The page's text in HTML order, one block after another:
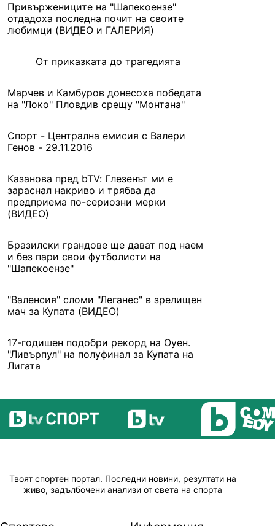
Привържениците на "Шапекоензе"
отдадоха последна почит на своите
любимци (ВИДЕО и ГАЛЕРИЯ)
От приказката до трагедията
Марчев и Камбуров донесоха победата
на "Локо" Пловдив срещу "Монтана"
Спорт - Централна емисия с Валери
Генов - 29.11.2016
Казанова пред bTV: Глезенът ми е
зараснал накриво и трябва да
предприема по-сериозни мерки
(ВИДЕО)
Бразилски грандове ще дават под наем
и без пари свои футболисти на
"Шапекоензе"
"Валенсия" сломи "Леганес" в зрелищен
мач за Купата (ВИДЕО)
17-годишен подобри рекорд на Оуен.
"Ливърпул" на полуфинал за Купата на
Лигата
Твоят спортен портал. Последни новини, резултати на
живо, задълбочени анализи от света на спорта